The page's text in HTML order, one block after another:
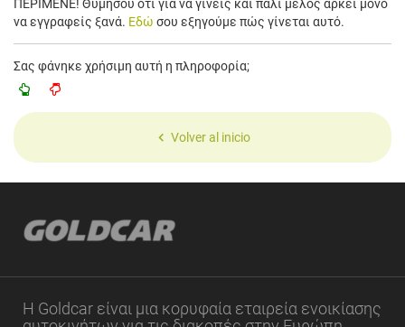
ΠΕΡΙΜΕΝΕ! Θυμήσου ότι για να γίνεις και πάλι μέλος αρκεί μόνο
να εγγραφείς ξανά. Εδώ σου εξηγούμε πώς γίνεται αυτό.
Σας φάνηκε χρήσιμη αυτή η πληροφορία;
Volver al inicio
Η Goldcar είναι μια κορυφαία εταιρεία ενοικίασης